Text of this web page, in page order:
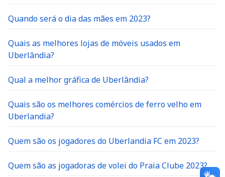
Quando será o dia das mães em 2023?
Quais as melhores lojas de móveis usados em
Uberlândia?
Qual a melhor gráfica de Uberlândia?
Quais são os melhores comércios de ferro velho em
Uberlandia?
Quem são os jogadores do Uberlandia FC em 2023?
Quem são as jogadoras de volei do Praia Clube 2023?